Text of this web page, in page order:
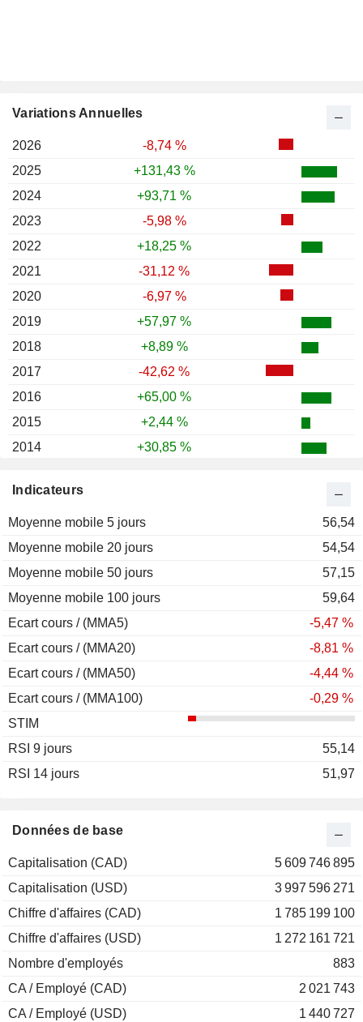
Données de base
Capitalisation (CAD)
5 609 746 895
Capitalisation (USD)
3 997 596 271
Chiffre d'affaires (CAD)
1 785 199 100
Chiffre d'affaires (USD)
1 272 161 721
Nombre d'employés
883
CA / Employé (CAD)
2 021 743
CA / Employé (USD)
1 440 727
Indicateurs
Moyenne mobile 5 jours
56,54
Moyenne mobile 20 jours
54,54
Moyenne mobile 50 jours
57,15
Moyenne mobile 100 jours
59,64
Ecart cours / (MMA5)
-5,47 %
Ecart cours / (MMA20)
-8,81 %
Ecart cours / (MMA50)
-4,44 %
Ecart cours / (MMA100)
-0,29 %
STIM
RSI 9 jours
55,14
RSI 14 jours
51,97
Variations Annuelles
2026
-8,74 %
2025
+131,43 %
2024
+93,71 %
2023
-5,98 %
2022
+18,25 %
2021
-31,12 %
2020
-6,97 %
2019
+57,97 %
2018
+8,89 %
2017
-42,62 %
2016
+65,00 %
2015
+2,44 %
2014
+30,85 %
2012
2011
+2,40 %
2010
+49,11 %
2009
+918,18 %
2008
-71,05 %
2007
2006
+391,67 %
2005
2004
-60,53 %
2003
+137,50 %
2002
2001
1999
1997
1996